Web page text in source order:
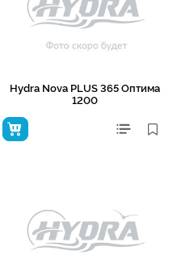
Hydra Nova PLUS 365 Оптима
1200